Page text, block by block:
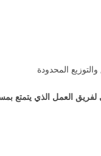
المحدودة
العمل الذي يتمتع